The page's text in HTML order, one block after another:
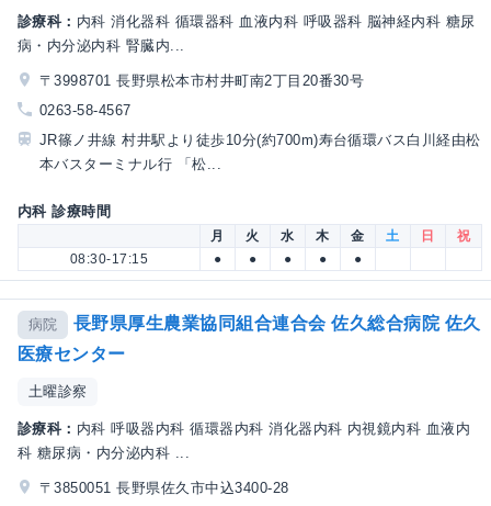
診療科： 内科 消化器科 循環器科 血液内科 呼吸器科 脳神経内科 糖尿
病・内分泌内科 腎臓内...
〒3998701 長野県松本市村井町南2丁目20番30号
0263-58-4567
JR篠ノ井線 村井駅より徒歩10分(約700m)寿台循環バス白川経由松
本バスターミナル行 「松...
内科 診療時間
月 火 水 木 金 土 日
祝
08:30-17:15
● ● ● ● ●
病院
長野県厚生農業協同組合連合会 佐久総合病院 佐久
医療センター
土曜診察
診療科： 内科 呼吸器内科 循環器内科 消化器内科 内視鏡内科 血液内
科 糖尿病・内分泌内科 ...
〒3850051 長野県佐久市中込3400-28